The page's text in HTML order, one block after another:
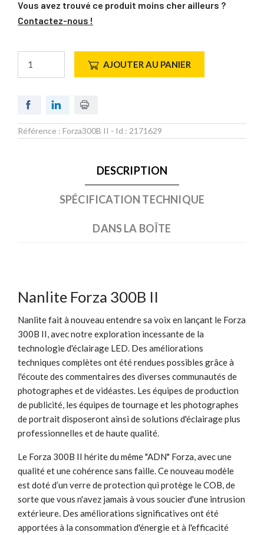
Vous avez trouvé ce produit moins cher ailleurs ?
Contactez-nous !
AJOUTER AU PANIER
Référence : Forza300B II - Id : 2171629
DESCRIPTION
SPÉCIFICATION TECHNIQUE
DANS LA BOÎTE
Nanlite Forza 300B II
Nanlite fait à nouveau entendre sa voix en lançant le Forza
300B II, avec notre exploration incessante de la
technologie d'éclairage LED. Des améliorations
techniques complètes ont été rendues possibles grâce à
l'écoute des commentaires des diverses communautés de
photographes et de vidéastes. Les équipes de production
de publicité, les équipes de tournage et les photographes
de portrait disposeront ainsi de solutions d'éclairage plus
professionnelles et de haute qualité.
Le Forza 300B II hérite du même "ADN" Forza, avec une
qualité et une cohérence sans faille. Ce nouveau modèle
est doté d’un verre de protection qui protège le COB, de
sorte que vous n'avez jamais à vous soucier d'une intrusion
extérieure. Des améliorations significatives ont été
apportées à la consommation d'énergie et à l'efficacité